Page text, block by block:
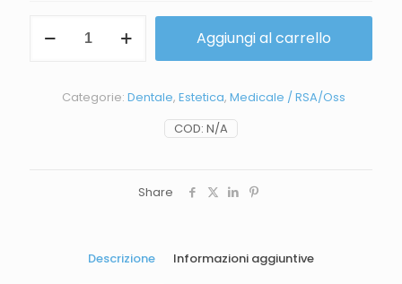
Aggiungi al carrello
COD: N/A
Categorie: Dentale, Estetica, Medicale / RSA/Oss
Share
Descrizione Informazioni aggiuntive